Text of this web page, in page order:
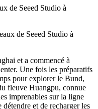
de Seeed Studio à
et a commencé à
Une fois les préparatifs
pour explorer le Bund,
fleuve Huangpu, connue
imprenables sur la ligne
et de recharger les